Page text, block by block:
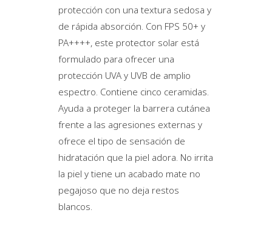
protección con una textura sedosa y
de rápida absorción. Con FPS 50+ y
PA++++, este protector solar está
formulado para ofrecer una
protección UVA y UVB de amplio
espectro. Contiene cinco ceramidas.
Ayuda a proteger la barrera cutánea
frente a las agresiones externas y
ofrece el tipo de sensación de
hidratación que la piel adora. No irrita
la piel y tiene un acabado mate no
pegajoso que no deja restos
blancos.